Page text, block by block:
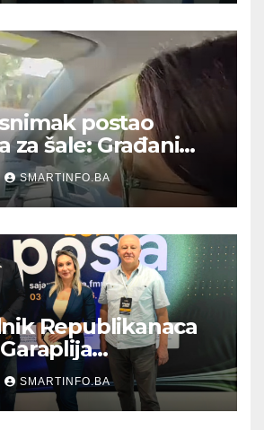
postao
za šale: Građani
poslali poruku
SMARTINFO.BA
Republikanaca
prezentaciji
sajma
SMARTINFO.BA